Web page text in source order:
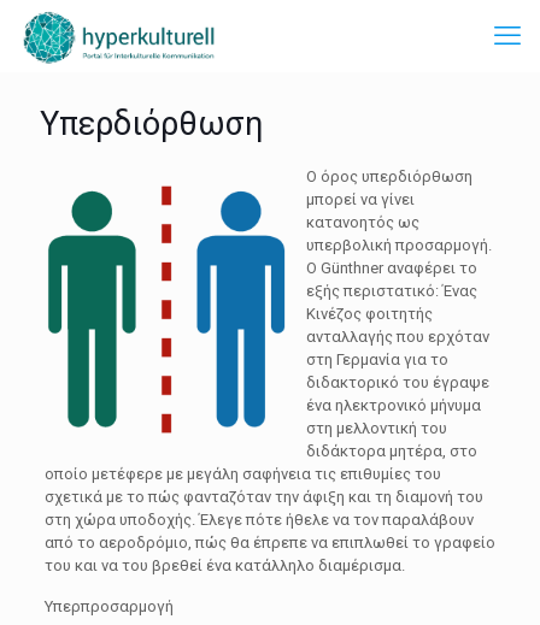
Υπερδιόρθωση
Ο όρος υπερδιόρθωση
μπορεί να γίνει
κατανοητός ως
υπερβολική προσαρμογή.
Ο Günthner αναφέρει το
εξής περιστατικό: Ένας
Κινέζος φοιτητής
ανταλλαγής που ερχόταν
στη Γερμανία για το
διδακτορικό του έγραψε
ένα ηλεκτρονικό μήνυμα
στη μελλοντική του
διδάκτορα μητέρα, στο
οποίο μετέφερε με μεγάλη σαφήνεια τις επιθυμίες του
σχετικά με το πώς φανταζόταν την άφιξη και τη διαμονή του
στη χώρα υποδοχής. Έλεγε πότε ήθελε να τον παραλάβουν
από το αεροδρόμιο, πώς θα έπρεπε να επιπλωθεί το γραφείο
του και να του βρεθεί ένα κατάλληλο διαμέρισμα.
Υπερπροσαρμογή